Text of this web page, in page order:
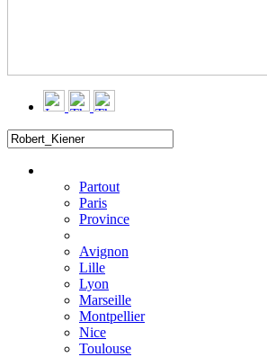
Partout
Paris
Province
Avignon
Lille
Lyon
Marseille
Montpellier
Nice
Toulouse